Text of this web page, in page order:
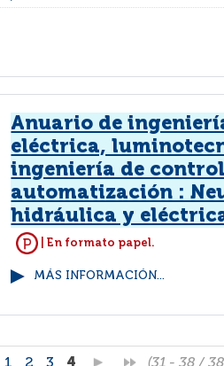
Anuario de
eléctrica,
ingeniería de
automatización :
hidráulica y
| En formato papel.
MÁS INFORMACIÓN...